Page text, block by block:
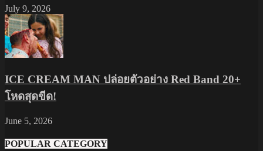
July 9, 2026
ICE CREAM MAN ปล่อยตัวอย่าง Red Band 20+
โหดสุดขีด!
June 5, 2026
POPULAR CATEGORY